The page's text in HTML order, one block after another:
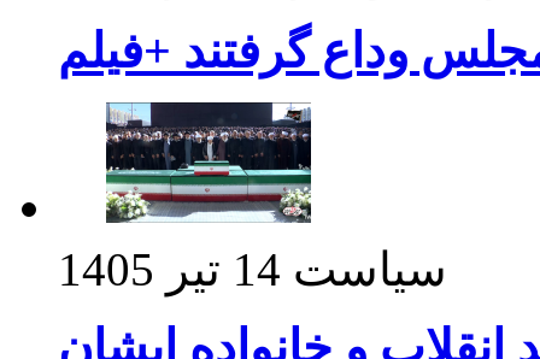
وداع گرفتند +فیلم
سیاست 14 تیر 1405
انقلاب و خانواده ایشان